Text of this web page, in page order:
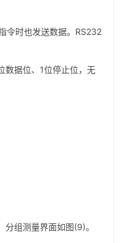
令时也发送数据。RS232
数据位、1位停止位，无
组测量界面如图(9)。